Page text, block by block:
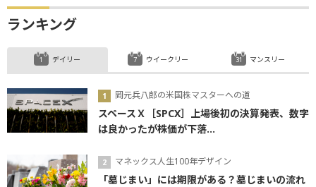
ランキング
デイリー
岡元兵八郎の米国株マスターへの道
スペースＸ［SPCX］上場後初の決算発表、数字
は良かったが株価が下落...
マネックス人生100年デザイン
「墓じまい」には期限がある？墓じまいの流れ
ウイークリー マンスリー